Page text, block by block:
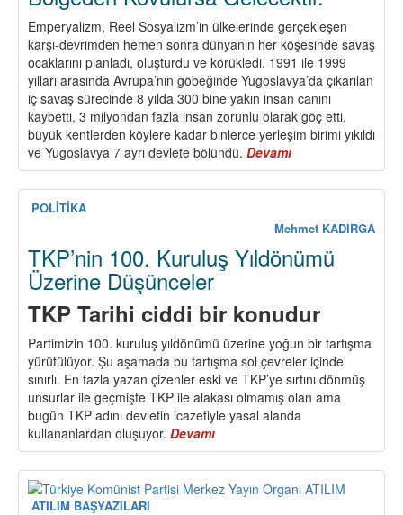
Emperyalizm, Reel Sosyalizm’in ülkelerinde gerçekleşen
karşı-devrimden hemen sonra dünyanın her köşesinde savaş
ocaklarını planladı, oluşturdu ve körükledi. 1991 ile 1999
yılları arasında Avrupa’nın göbeğinde Yugoslavya’da çıkarılan
iç savaş sürecinde 8 yılda 300 bine yakın insan canını
kaybetti, 3 milyondan fazla insan zorunlu olarak göç etti,
büyük kentlerden köylere kadar binlerce yerleşim birimi yıkıldı
ve Yugoslavya 7 ayrı devlete bölündü. Devamı
Ortadoğu
Yanıyor,
Savaşta
Barıştadır!
Bölgeden
Gelecektir.
POLİTİKA
Mehmet KADIRGA
TKP’nin 100. Kuruluş Yıldönümü
Üzerine Düşünceler
TKP Tarihi ciddi bir konudur
Partimizin 100. kuruluş yıldönümü üzerine yoğun bir tartışma
yürütülüyor. Şu aşamada bu tartışma sol çevreler içinde
sınırlı. En fazla yazan çizenler eski ve TKP’ye sırtını dönmüş
unsurlar ile geçmişte TKP ile alakası olmamış olan ama
bugün TKP adını devletin icazetiyle yasal alanda
kullananlardan oluşuyor. Devamı
TKP’nin
100.
Kuruluş
ATILIM BAŞYAZILARI